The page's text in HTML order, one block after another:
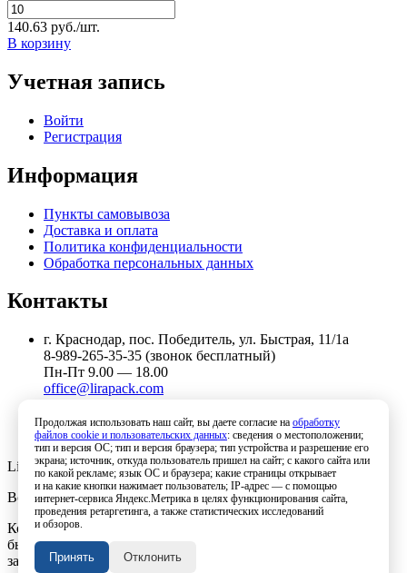
140.63 руб./шт.
В корзину
Учетная запись
Войти
Регистрация
Информация
Пункты самовывоза
Доставка и оплата
Политика конфиденциальности
Обработка персональных данных
Контакты
г. Краснодар, пос. Победитель, ул. Быстрая, 11/1а
8-989-265-35-35 (звонок бесплатный)
Пн-Пт 9.00 — 18.00
office@lirapack.com
Lirapack ©2026 Все права защищены.
Все торговые марки принадлежат их владельцам
Копирование составляющих частей сайта в какой бы то ни
было форме без разрешения владельца авторских прав
запрещено
Продолжая использовать наш сайт, вы даете согласие на обработку
файлов cookie и пользовательских данных: сведения о местоположении;
тип и версия ОС; тип и версия браузера; тип устройства и разрешение его
экрана; источник, откуда пользователь пришел на сайт; с какого сайта или
по какой рекламе; язык ОС и браузера; какие страницы открывает
и на какие кнопки нажимает пользователь; IP-адрес — с помощью
интернет-сервиса Яндекс.Метрика в целях функционирования сайта,
проведения ретаргетинга, а также статистических исследований
и обзоров.
Принять Отклонить